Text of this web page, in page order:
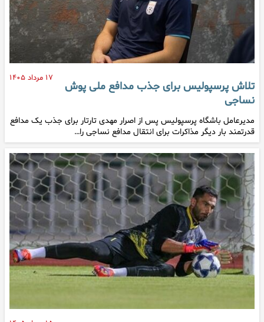
۱۷ مرداد ۱۴۰۵
تلاش پرسپولیس برای جذب مدافع ملی پوش
نساجی
مدیرعامل باشگاه پرسپولیس پس از اصرار مهدی تارتار برای جذب یک مدافع
قدرتمند بار دیگر مذاکرات برای انتقال مدافع نساجی را…